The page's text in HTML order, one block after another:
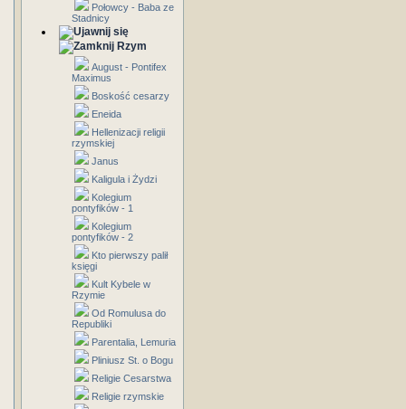
Połowcy - Baba ze
Stadnicy
Rzym
August - Pontifex
Maximus
Boskość cesarzy
Eneida
Hellenizacji religii
rzymskiej
Janus
Kaligula i Żydzi
Kolegium
pontyfików - 1
Kolegium
pontyfików - 2
Kto pierwszy palił
księgi
Kult Kybele w
Rzymie
Od Romulusa do
Republiki
Parentalia, Lemuria
Pliniusz St. o Bogu
Religie Cesarstwa
Religie rzymskie